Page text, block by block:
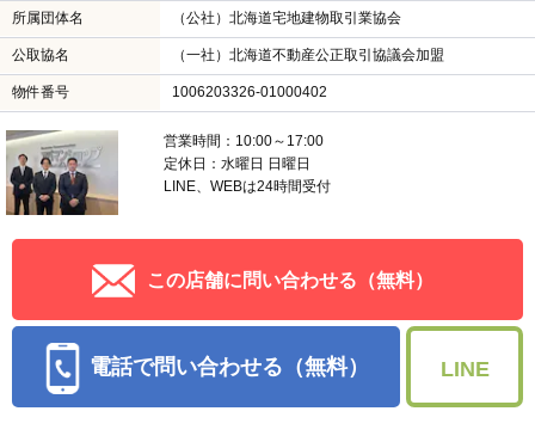
所属団体名 （公社）北海道宅地建物取引業協会
公取協名 （一社）北海道不動産公正取引協議会加盟
物件番号 1006203326-01000402
営業時間：10:00～17:00
定休日：水曜日 日曜日
LINE、WEBは24時間受付
この店舗に問い合わせる（無料）
電話で問い合わせる（無料） LINE